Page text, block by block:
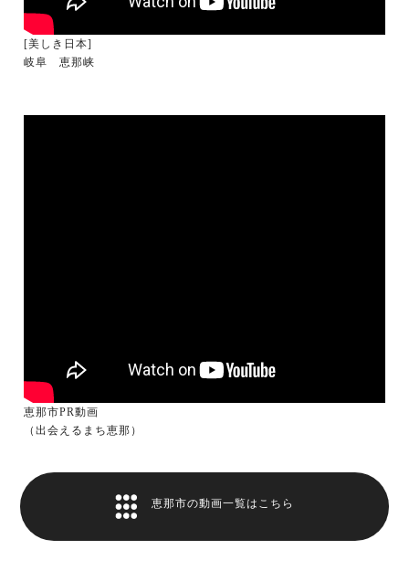
[美しき日本]
岐阜 恵那峡
恵那市PR動画
（出会えるまち恵那）
恵那市の動画一覧はこちら